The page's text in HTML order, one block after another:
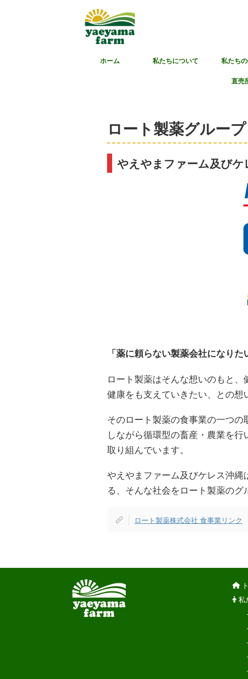
ホーム 私たちについて 私たち
直売
ロート製薬グループ
やえやまファーム及びケ
「薬に頼らない製薬会社になりた
ロート製薬はそんな想いのもと
健康をも支えていきたい、との想
そのロート製薬の食事業の一つ
しながら循環型の畜産・農業を
取り組んでいます。
やえやまファーム及びケレス沖
る、そんな社会をロート製薬のグ
ロート製薬株式会社 食事業リンク
私
-
-
-
-
-